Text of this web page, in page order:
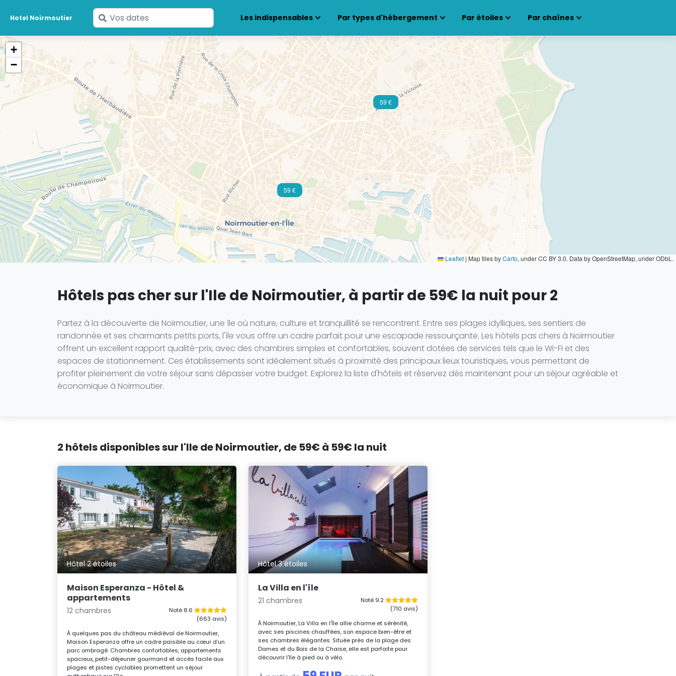
Hotel Noirmoutier
Saisissez
vos
Les indispensables Par types d'hébergement Par étoiles Par chaînes
59 €
59 €
+
−
Leaflet | Map tiles byCarto, under CC BY 3.0. Data by OpenStreetMap, under ODbL.
Hôtels pas cher sur l'Ile de Noirmoutier, à partir de 59€ la nuit pour 2
Partez à la découverte de Noirmoutier, une île où nature, culture et tranquillité se rencontrent. Entre ses plages idylliques, ses sentiers de
randonnée et ses charmants petits ports, l'île vous offre un cadre parfait pour une escapade ressourçante. Les hôtels pas chers à Noirmoutier
offrent un excellent rapport qualité-prix, avec des chambres simples et confortables, souvent dotées de services tels que le Wi-Fi et des
espaces de stationnement. Ces établissements sont idéalement situés à proximité des principaux lieux touristiques, vous permettant de
profiter pleinement de votre séjour sans dépasser votre budget. Explorez la liste d'hôtels et réservez dès maintenant pour un séjour agréable et
économique à Noirmoutier.
2 hôtels disponibles sur l'Ile de Noirmoutier, de 59€ à 59€ la nuit
Hôtel 2 étoiles
Maison Esperanza - Hôtel &
appartements
12 chambres
Noté 8.6
(663 avis)
À quelques pas du château médiéval de Noirmoutier,
Maison Esperanza offre un cadre paisible au cœur d’un
parc ombragé. Chambres confortables, appartements
spacieux, petit-déjeuner gourmand et accès facile aux
plages et pistes cyclables promettent un séjour
Hôtel 3 étoiles
La Villa en l'île
21 chambres
Noté 9.2
(710 avis)
À Noirmoutier, La Villa en l’Île allie charme et sérénité,
avec ses piscines chauffées, son espace bien-être et
ses chambres élégantes. Située près de la plage des
Dames et du Bois de la Chaise, elle est parfaite pour
découvrir l'île à pied ou à vélo.